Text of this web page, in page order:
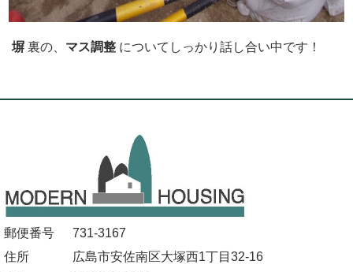
塀裏の、 マス調整 についてしっかり話し合い中です！
郵便番号
731-3167
住所
広島市安佐南区大塚西1丁目32-16